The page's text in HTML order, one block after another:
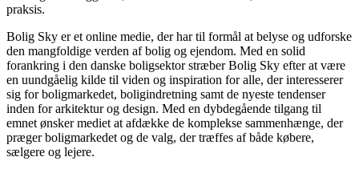
praksis.
Bolig Sky er et online medie, der har til formål at belyse og udforske
den mangfoldige verden af bolig og ejendom. Med en solid
forankring i den danske boligsektor stræber Bolig Sky efter at være
en uundgåelig kilde til viden og inspiration for alle, der interesserer
sig for boligmarkedet, boligindretning samt de nyeste tendenser
inden for arkitektur og design. Med en dybdegående tilgang til
emnet ønsker mediet at afdække de komplekse sammenhænge, der
præger boligmarkedet og de valg, der træffes af både købere,
sælgere og lejere.